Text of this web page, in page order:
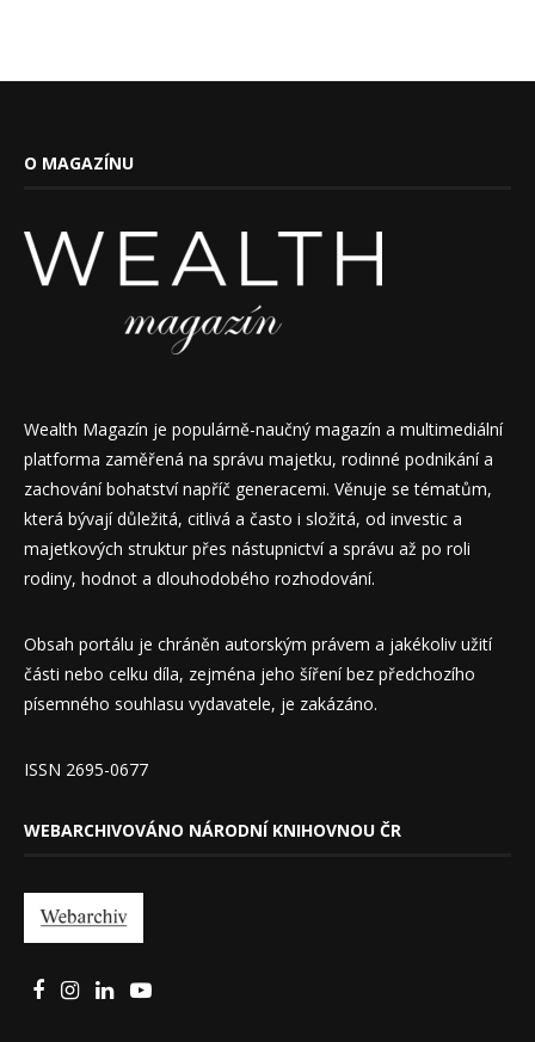
O MAGAZÍNU
Wealth Magazín je populárně-naučný magazín a multimediální
platforma zaměřená na správu majetku, rodinné podnikání a
zachování bohatství napříč generacemi. Věnuje se tématům,
která bývají důležitá, citlivá a často i složitá, od investic a
majetkových struktur přes nástupnictví a správu až po roli
rodiny, hodnot a dlouhodobého rozhodování.
Obsah portálu je chráněn autorským právem a jakékoliv užití
části nebo celku díla, zejména jeho šíření bez předchozího
písemného souhlasu vydavatele, je zakázáno.
ISSN 2695-0677
WEBARCHIVOVÁNO NÁRODNÍ KNIHOVNOU ČR